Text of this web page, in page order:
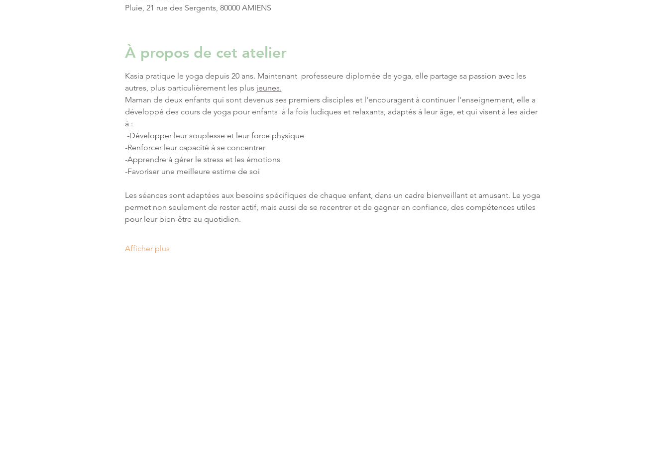
Pluie, 21 rue des Sergents, 80000 AMIENS
À propos de cet atelier
Kasia pratique le yoga depuis 20 ans. Maintenant  professeure diplomée de yoga, elle partage sa passion avec les
autres, plus particulièrement les plus jeunes.
Maman de deux enfants qui sont devenus ses premiers disciples et l'encouragent à continuer l'enseignement, elle a
développé des cours de yoga pour enfants  à la fois ludiques et relaxants, adaptés à leur âge, et qui visent à les aider
à :
-Développer leur souplesse et leur force physique
-Renforcer leur capacité à se concentrer
-Apprendre à gérer le stress et les émotions
-Favoriser une meilleure estime de soi
Les séances sont adaptées aux besoins spécifiques de chaque enfant, dans un cadre bienveillant et amusant. Le yoga
permet non seulement de rester actif, mais aussi de se recentrer et de gagner en confiance, des compétences utiles
pour leur bien-être au quotidien.
Afficher plus